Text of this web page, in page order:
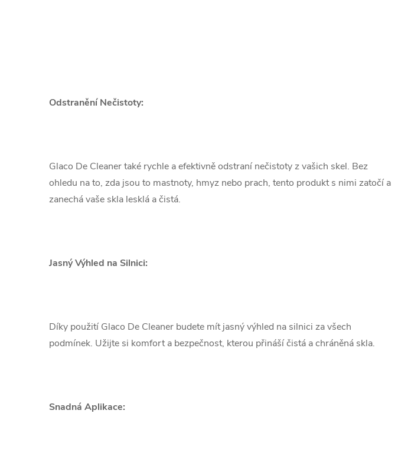
Odstranění Nečistoty:
Glaco De Cleaner také rychle a efektivně odstraní nečistoty z vašich skel. Bez
ohledu na to, zda jsou to mastnoty, hmyz nebo prach, tento produkt s nimi zatočí a
zanechá vaše skla lesklá a čistá.
Jasný Výhled na Silnici:
Díky použití Glaco De Cleaner budete mít jasný výhled na silnici za všech
podmínek. Užijte si komfort a bezpečnost, kterou přináší čistá a chráněná skla.
Snadná Aplikace: